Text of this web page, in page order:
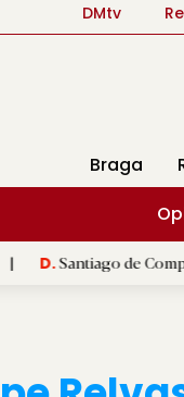
DMtv
Braga
de Compostela